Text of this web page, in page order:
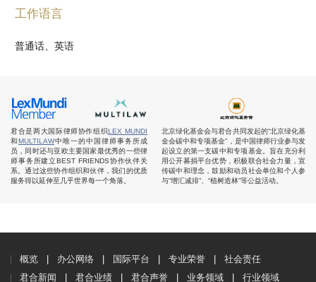
工作语言
普通话、英语
君合是两大国际律师协作组织LEX MUNDI
和MULTILAW中唯一的中国律师事务所成
员，同时还与亚欧主要国家最优秀的一些律
师事务所建立BEST FRIENDS协作伙伴关
系。通过这些协作组织和伙伴，我们的优质
服务得以延伸至几乎世界每一个角落。
北京绿化基金会与君合共同发起的“北京绿化基
金会碳中和专项基金”，是中国律师行业参与发
起设立的第一支碳中和专项基金。旨在充分利
用公开募捐平台优势，积极联合社会力量，宣
传碳中和理念，鼓励和动员社会单位和个人参
与“增汇减排”、“植树造林”等公益活动。
概览 办公网络 国际平台 专业荣誉
社会责任
君合新闻
君合业绩 君合声誉 业务领域 行业领域